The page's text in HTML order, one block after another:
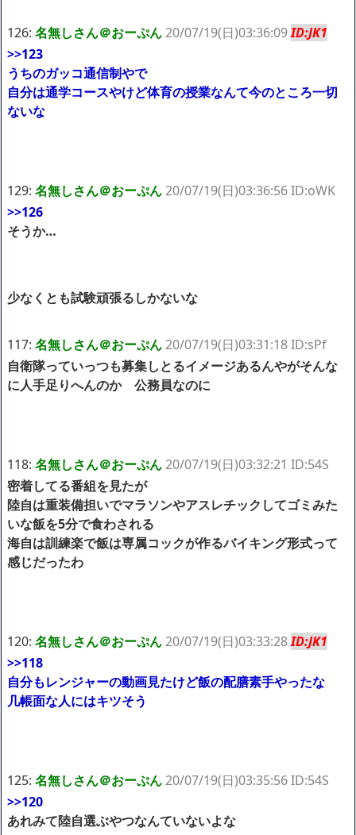
126: 名無しさん＠おーぷん20/07/19(日)03:36:09ID:JK1
>>123
うちのガッコ通信制やで
自分は通学コースやけど体育の授業なんて今のところ一切
ないな
129: 名無しさん＠おーぷん20/07/19(日)03:36:56 ID:oWK
>>126
そうか…
少なくとも試験頑張るしかないな
117: 名無しさん＠おーぷん20/07/19(日)03:31:18 ID:sPf
自衛隊っていっつも募集しとるイメージあるんやがそんな
に人手足りへんのか 公務員なのに
118: 名無しさん＠おーぷん20/07/19(日)03:32:21 ID:54S
密着してる番組を見たが
陸自は重装備担いでマラソンやアスレチックしてゴミみた
いな飯を5分で食わされる
海自は訓練楽で飯は専属コックが作るバイキング形式って
感じだったわ
120: 名無しさん＠おーぷん20/07/19(日)03:33:28ID:JK1
>>118
自分もレンジャーの動画見たけど飯の配膳素手やったな
几帳面な人にはキツそう
125: 名無しさん＠おーぷん20/07/19(日)03:35:56 ID:54S
>>120
あれみて陸自選ぶやつなんていないよな